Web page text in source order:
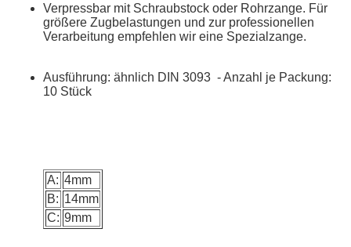
Verpressbar mit Schraubstock oder Rohrzange. Für
größere Zugbelastungen und zur professionellen
Verarbeitung empfehlen wir eine Spezialzange.
Ausführung: ähnlich DIN 3093 - Anzahl je Packung:
10 Stück
A: 4mm
B: 14mm
C: 9mm